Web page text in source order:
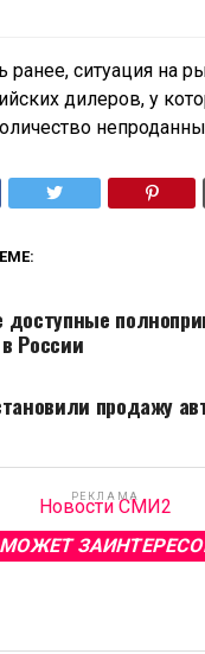
ранее, ситуация на
дилеров, у
доступные
России
продажу
РЕКЛАМА
Новости СМИ2